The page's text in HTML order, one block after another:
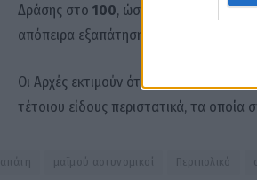
Δράσης στο 100, ώστε να
απόπειρα εξαπάτησης.
Οι Αρχές εκτιμούν ότι η ενημέρωση και
τέτοιου είδους περιστατικά, τα οποία
απάτη μαϊμού αστυνομικοί Περιπολικό